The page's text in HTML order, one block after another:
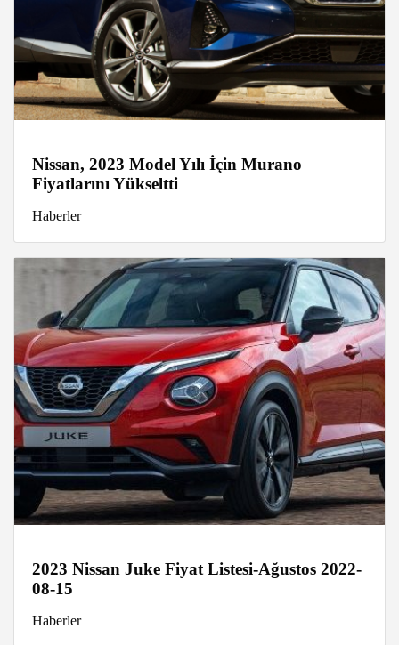
Nissan, 2023 Model Yılı İçin Murano
Fiyatlarını Yükseltti
Haberler
2023 Nissan Juke Fiyat Listesi-Ağustos 2022-
08-15
Haberler